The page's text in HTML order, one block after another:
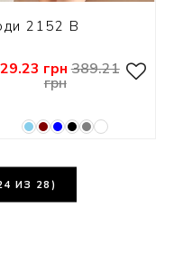
2152 В
грн 389.21
грн
ИЗ 28)